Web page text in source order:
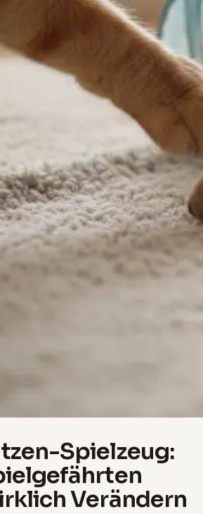
Spielzeug:
Verändern